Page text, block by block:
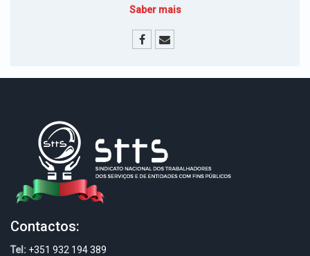
Saber mais
Contactos:
Tel: +351 932 194 389